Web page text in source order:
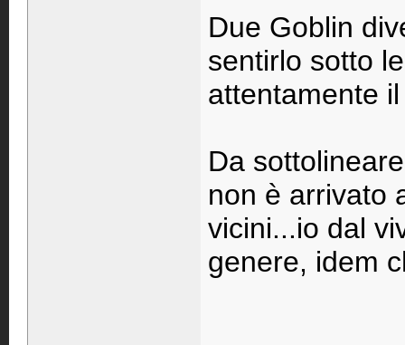
Due Goblin
sentirlo sotto
attentamente
Da
non è arrivato
vicini...io dal
genere, idem